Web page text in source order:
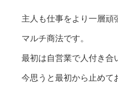
主人も仕事をより一層頑
マルチ商法です。
最初は自営業で人付き合
今思うと最初から止めて